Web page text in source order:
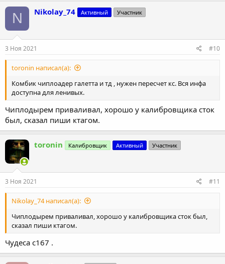
N Nikolay_74 Активный Участник
3 Ноя 2021 #10
toronin написал(а):
Комбик чиплоадер галетта и тд , нужен пересчет кс. Вся инфа
доступна для ленивых.
Чиплодырем приваливал, хорошо у калибровщика сток
был, сказал пиши ктагом.
toronin Калибровщик Активный Участник
3 Ноя 2021 #11
Nikolay_74 написал(а):
Чиплодырем приваливал, хорошо у калибровщика сток был,
сказал пиши ктагом.
Чудеса с167 .